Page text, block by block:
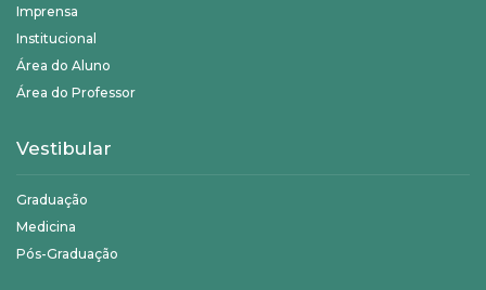
Imprensa
Institucional
Área do Aluno
Área do Professor
Vestibular
Graduação
Medicina
Pós-Graduação